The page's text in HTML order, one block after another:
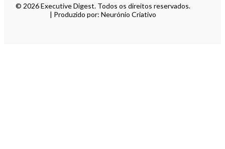
© 2026 Executive Digest. Todos os direitos reservados.
| Produzido por: Neurónio Criativo